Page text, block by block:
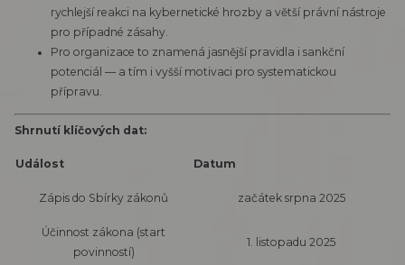
rychlejší reakci na kybernetické hrozby a větší právní nástroje
pro případné zásahy.
Pro organizace to znamená jasnější pravidla i sankční
potenciál — a tím i vyšší motivaci pro systematickou
přípravu.
Shrnutí klíčových dat:
Událost Datum
Zápis do Sbírky zákonů začátek srpna 2025
Účinnost zákona (start
povinností)
1. listopadu 2025